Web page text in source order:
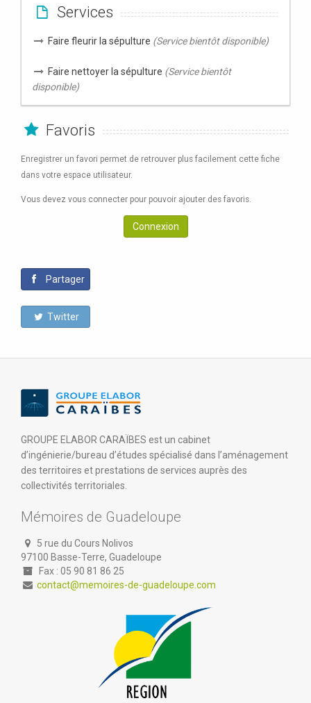
Services
Faire fleurir la sépulture (Service bientôt disponible)
Faire nettoyer la sépulture (Service bientôt
disponible)
Favoris
Enregistrer un favori permet de retrouver plus facilement cette fiche
dans votre espace utilisateur.
Vous devez vous connecter pour pouvoir ajouter des favoris.
Connexion
Partager
Twitter
GROUPE ELABOR CARAÏBES est un cabinet
d’ingénierie/bureau d’études spécialisé dans l’aménagement
des territoires et prestations de services auprès des
collectivités territoriales.
Mémoires de Guadeloupe
5 rue du Cours Nolivos
97100 Basse-Terre, Guadeloupe
Fax : 05 90 81 86 25
contact@memoires-de-guadeloupe.com